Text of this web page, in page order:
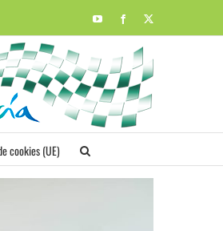
YouTubeFacebook
cookies (UE)